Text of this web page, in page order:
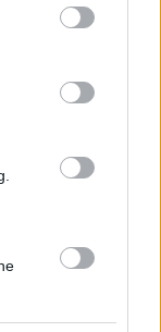
lampade, le
Scopri come le
delle lampade e
dei consumatori.